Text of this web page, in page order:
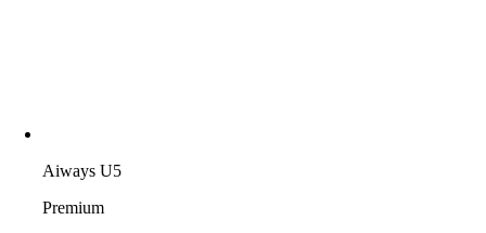
Aiways U5
Premium